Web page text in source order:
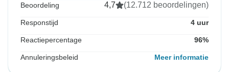
Beoordeling 4,7 (12.712 beoordelingen)
Responstijd 4 uur
Reactiepercentage 96%
Annuleringsbeleid Meer informatie